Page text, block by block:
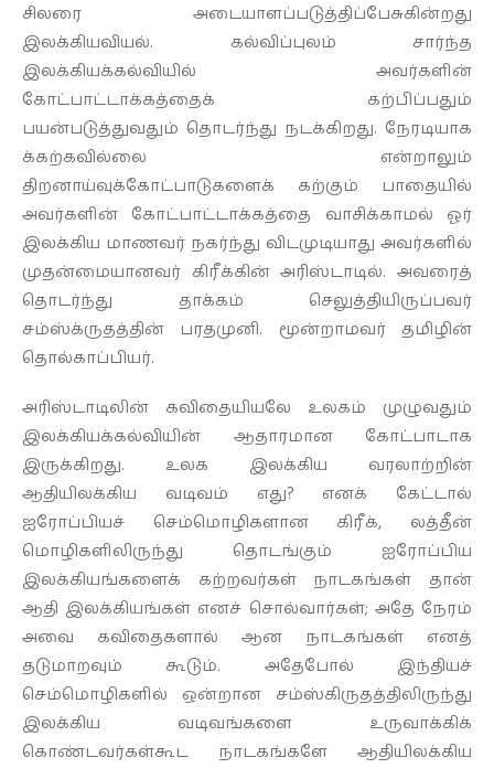
சிலரை அடையாளப்படுத்திப்பேசுகின்றது
இலக்கியவியல். கல்விப்புலம் சார்ந்த
இலக்கியக்கல்வியில் அவர்களின்
கோட்பாட்டாக்கத்தைக் கற்பிப்பதும்
பயன்படுத்துவதும் தொடர்ந்து நடக்கிறது. நேரடியாக
க்கற்கவில்லை என்றாலும்
திறனாய்வுக்கோட்பாடுகளைக் கற்கும் பாதையில்
அவர்களின் கோட்பாட்டாக்கத்தை வாசிக்காமல் ஓர்
இலக்கிய மாணவர் நகர்ந்து விடமுடியாது அவர்களில்
முதன்மையானவர் கிரீக்கின் அரிஸ்டாடில். அவரைத்
தொடர்ந்து தாக்கம் செலுத்தியிருப்பவர்
சம்ஸ்க்ருதத்தின் பரதமுனி. மூன்றாமவர் தமிழின்
தொல்காப்பியர்.
அரிஸ்டாடிலின் கவிதையியலே உலகம் முழுவதும்
இலக்கியக்கல்வியின் ஆதாரமான கோட்பாடாக
இருக்கிறது. உலக இலக்கிய வரலாற்றின்
ஆதியிலக்கிய வடிவம் எது? எனக் கேட்டால்
ஐரோப்பியச் செம்மொழிகளான கிரீக், லத்தீன்
மொழிகளிலிருந்து தொடங்கும் ஐரோப்பிய
இலக்கியங்களைக் கற்றவர்கள் நாடகங்கள் தான்
ஆதி இலக்கியங்கள் எனச் சொல்வார்கள்; அதே நேரம்
அவை கவிதைகளால் ஆன நாடகங்கள் எனத்
தடுமாறவும் கூடும். அதேபோல் இந்தியச்
செம்மொழிகளில் ஒன்றான சம்ஸ்கிருதத்திலிருந்து
இலக்கிய வடிவங்களை உருவாக்கிக்
கொண்டவர்கள்கூட நாடகங்களே ஆதியிலக்கிய